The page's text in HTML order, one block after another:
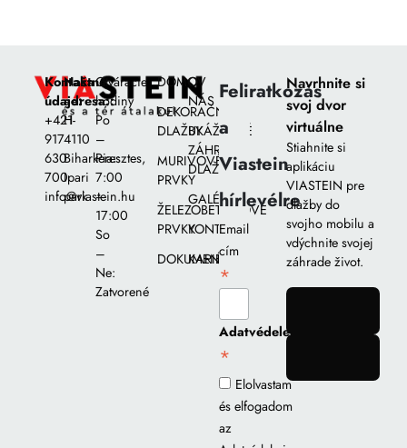
Kontaktné
údaje:
+421
917
630
700
info@viastein.hu
Naša
adresa::
H-
4110
Biharkeresztes,
Ipari
park
Otváracie
hodiny
Po
–
Pia::
7:00
–
17:00
So
–
Ne:
Zatvorené
DOMOV
DEKORAČNÉ
DLAŽBY
MURIVOVÉ
PRVKY
ŽELEZOBETÓNOVÉ
PRVKY
DOKUMENTY
O
NÁS
UKÁŽKOVÉ
ZÁHRADY
DLAŽIEB
GALÉRIA
KONTAKT
KARIÉRA
Feliratkozás
a
Viastein
hírlevélre
Email
cím
*
Adatvédelem
*
Elolvastam
és elfogadom
az
Navrhnite si
svoj dvor
virtuálne
Stiahnite si
aplikáciu
VIASTEIN pre
dlažby do
svojho mobilu a
vdýchnite svojej
záhrade život.